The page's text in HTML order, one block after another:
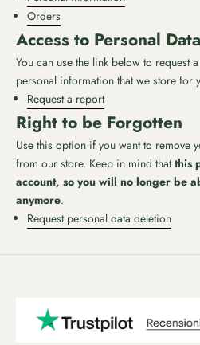
Orders
Access to Personal Data
You can use the link below to request
personal information that we store for
Request a report
Right to be Forgotten
Use this option if you want to remove
from our store. Keep in mind thatthis
account, so you will no longer be
anymore.
Request personal data deletion